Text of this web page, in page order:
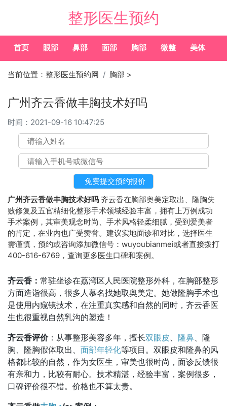
整形医生预约
首页 眼部 鼻部 面部 胸部 微整 美体
当前位置： 整形医生预约网 胸部 >
广州齐云香做丰胸技术好吗
时间： 2021-09-16 10:47:25
广州齐云香做丰胸技术好吗 齐云香在胸部奥美定取出、隆胸失
败修复及五官精细化整形手术领域经验丰富，拥有上万例成功
手术案例，其审美观念时尚、手术风格轻柔细腻，受到爱美者
的肯定，在业内也广受赞誉。建议实地面诊和对比，选择医生
需谨慎，预约或咨询添加微信号：wuyoubianmei或者直接拨打
400-616-6769，查询更多医生口碑和案例。
齐云香： 常驻坐诊在荔湾区人民医院整形外科，在胸部整形
方面造诣很高，很多人慕名找她取奥美定。她做隆胸手术也
是使用内窥镜技术，在注重真实感和自然的同时，齐云香医
生也很重视自然乳沟的塑造！
齐云香评价：从事整形美容多年，擅长双眼皮、 隆鼻、隆
胸、隆胸假体取出、 面部年轻化等项目。双眼皮和隆鼻的风
格都比较的自然，作为女医生，审美也很时尚，面诊反馈很
有亲和力，比较有耐心。技术精湛，经验丰富，案例很多，
口碑评价很不错。价格也不算太贵。